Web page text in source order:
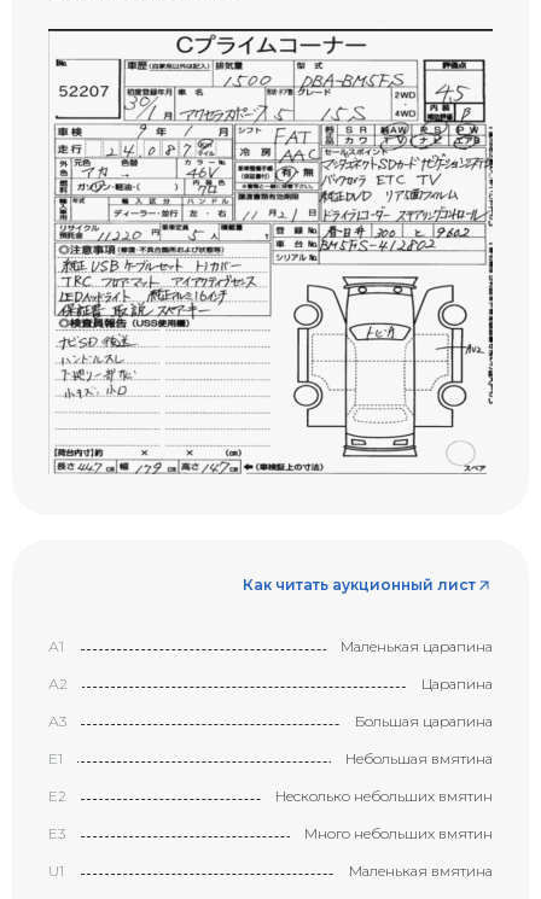
Как читать аукционный лист
А1 Маленькая царапина
А2 Царапина
А3 Большая царапина
Е1 Небольшая вмятина
Е2 Несколько небольших вмятин
Е3 Много небольших вмятин
U1 Маленькая вмятина